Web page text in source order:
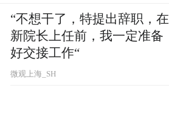
“不想干了，特提出辞职，在
新院长上任前，我一定准备
好交接工作“
微观上海_SH